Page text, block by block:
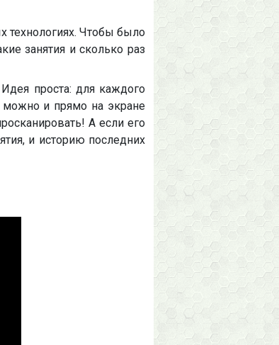
технологиях. Чтобы было
занятия и сколько раз
проста: для каждого
можно и прямо на экране
А если его
и историю последних